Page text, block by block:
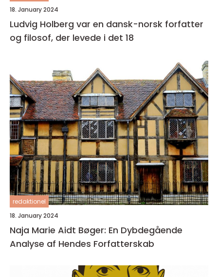
18. January 2024
Ludvig Holberg var en dansk-norsk forfatter
og filosof, der levede i det 18
redaktionel
18. January 2024
Naja Marie Aidt Bøger: En Dybdegående
Analyse af Hendes Forfatterskab